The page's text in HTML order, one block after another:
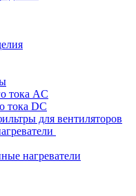
тока AC
тока DC
для вентиляторов
нагреватели